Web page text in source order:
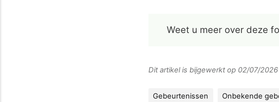
Weet u meer over deze
Dit artikel is bijgewerkt op 02/07/2026
Gebeurtenissen Onbekende